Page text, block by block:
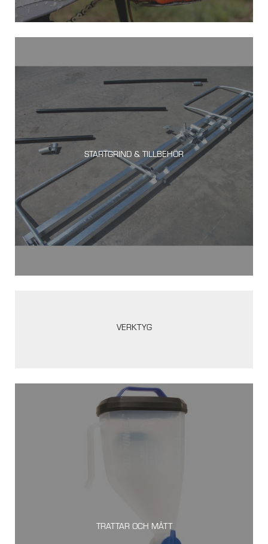
STARTGRIND & TILLBEHÖR
VERKTYG
TRATTAR OCH MÅTT